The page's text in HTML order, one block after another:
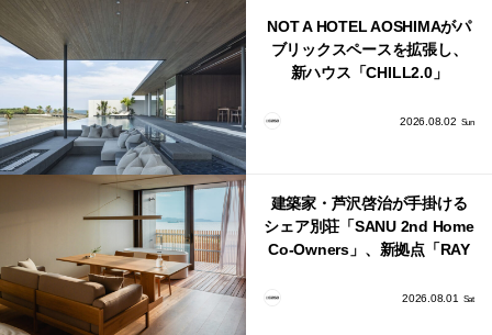
NOT A HOTEL AOSHIMAがパ
ブリックスペースを拡張し、
新ハウス「CHILL2.0」
2026.08.02 Sun
建築家・芦沢啓治が手掛ける
シェア別荘「SANU 2nd Home
Co-Owners」、新拠点「RAY
2026.08.01 Sat